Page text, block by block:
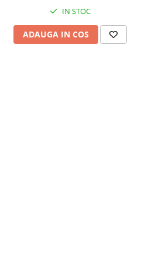
IN STOC
ADAUGA IN COS